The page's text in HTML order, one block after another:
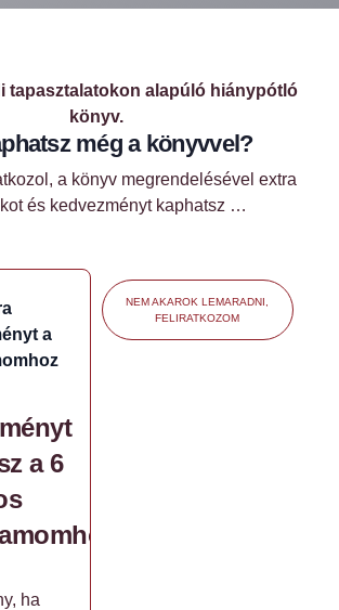
tapasztalatokon alapúló hiánypótló
könyv.
még a könyvvel?
a könyv megrendelésével extra
és kedvezményt kaphatsz …
a
a 6
ha
NEM AKAROK LEMARADNI,
FELIRATKOZOM